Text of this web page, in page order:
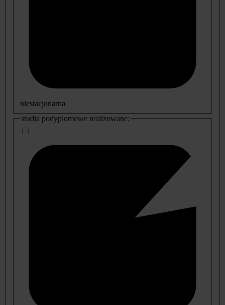
niestacjonarna
studia podyplomowe realizowane: